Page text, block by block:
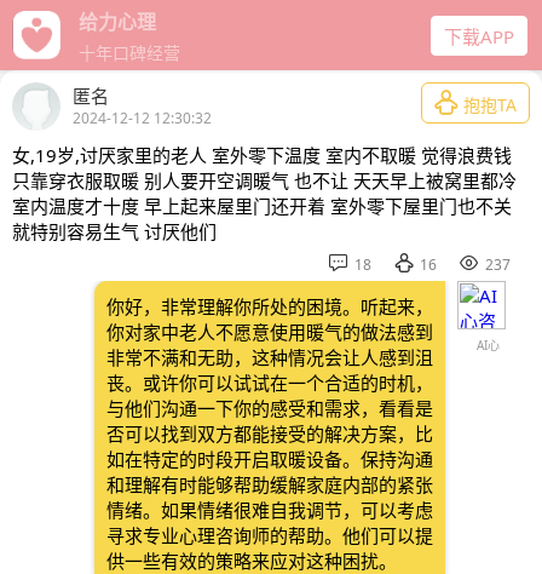
给力心理
十年口碑经营
下载APP
匿名
2024-12-12 12:30:32
 抱抱TA
女,19岁,讨厌家里的老人 室外零下温度 室内不取暖 觉得浪费钱
只靠穿衣服取暖 别人要开空调暖气 也不让 天天早上被窝里都冷
室内温度才十度 早上起来屋里门还开着 室外零下屋里门也不关
就特别容易生气 讨厌他们
 18  16  237
AI心
你好，非常理解你所处的困境。听起来，
你对家中老人不愿意使用暖气的做法感到
非常不满和无助，这种情况会让人感到沮
丧。或许你可以试试在一个合适的时机，
与他们沟通一下你的感受和需求，看看是
否可以找到双方都能接受的解决方案，比
如在特定的时段开启取暖设备。保持沟通
和理解有时能够帮助缓解家庭内部的紧张
情绪。如果情绪很难自我调节，可以考虑
寻求专业心理咨询师的帮助。他们可以提
供一些有效的策略来应对这种困扰。